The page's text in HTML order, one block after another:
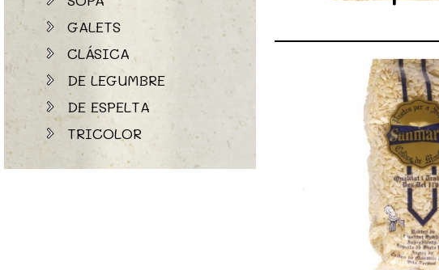
GALETS
CLÁSICA
DE LEGUMBRE
DE ESPELTA
TRICOLOR